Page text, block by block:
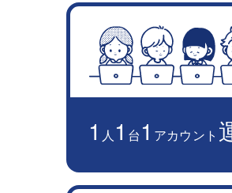
1 人 1 台 1 アカウント